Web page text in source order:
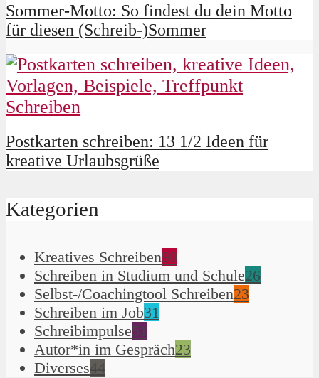
Sommer-Motto: So findest du dein Motto
für diesen (Schreib-)Sommer
Postkarten schreiben: 13 1/2 Ideen für
kreative Urlaubsgrüße
Kategorien
Kreatives Schreiben90
Schreiben in Studium und Schule26
Selbst-/Coachingtool Schreiben23
Schreiben im Job31
Schreibimpulse51
Autor*in im Gespräch23
Diverses44